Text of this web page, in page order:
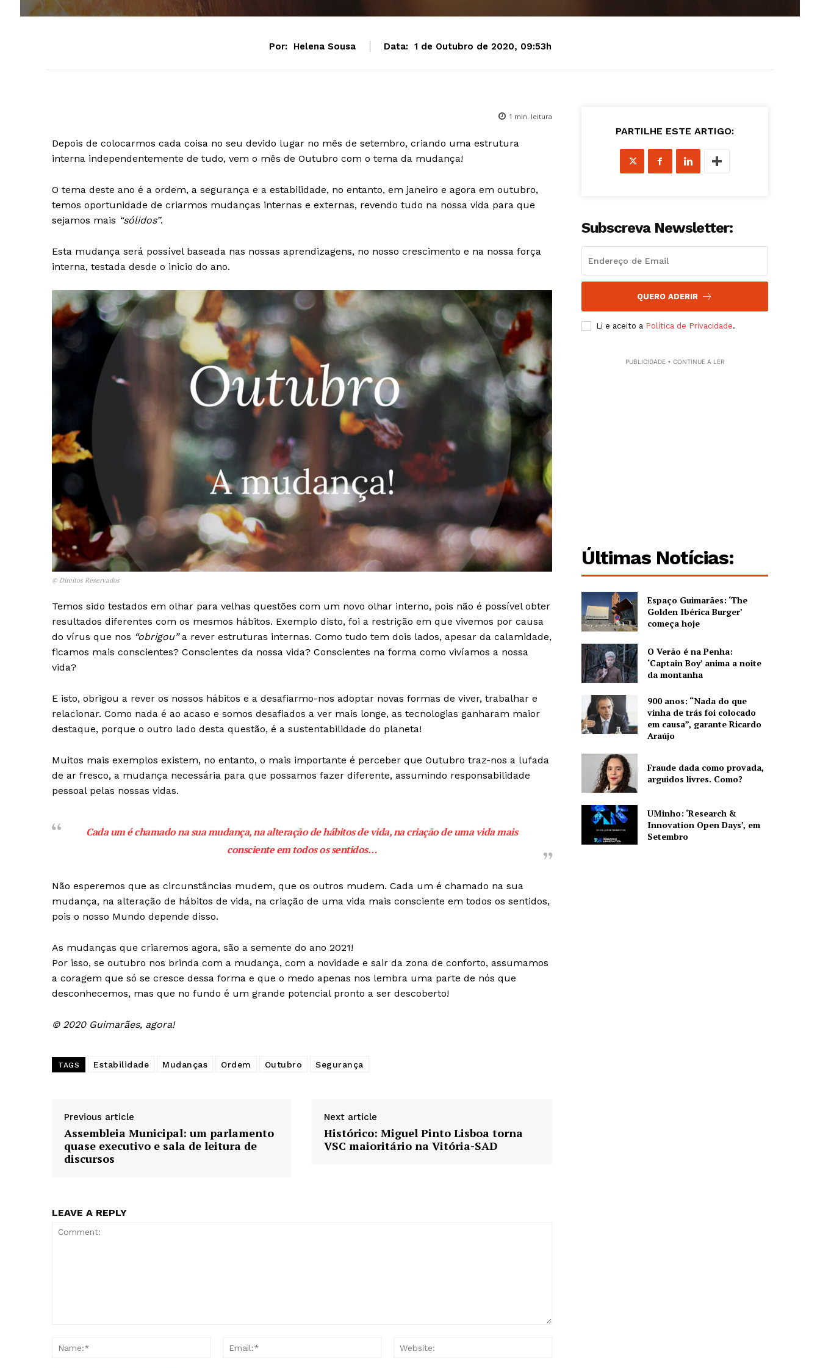
Guimarães, agora!
Institucional
Artigos
Edição Digital
Publicidade
Por: Helena Sousa Data: 1 de Outubro de 2020, 09:53h
1 min. leitura
Depois de colocarmos cada coisa no seu devido lugar no mês de setembro, criando uma estrutura
interna independentemente de tudo, vem o mês de Outubro com o tema da mudança!
O tema deste ano é a ordem, a segurança e a estabilidade, no entanto, em janeiro e agora em outubro,
temos oportunidade de criarmos mudanças internas e externas, revendo tudo na nossa vida para que
sejamos mais “sólidos”.
Esta mudança será possível baseada nas nossas aprendizagens, no nosso crescimento e na nossa força
interna, testada desde o inicio do ano.
© Direitos Reservados
Temos sido testados em olhar para velhas questões com um novo olhar interno, pois não é possível obter
resultados diferentes com os mesmos hábitos. Exemplo disto, foi a restrição em que vivemos por causa
do vírus que nos “obrigou”a rever estruturas internas. Como tudo tem dois lados, apesar da calamidade,
ficamos mais conscientes? Conscientes da nossa vida? Conscientes na forma como vivíamos a nossa
vida?
E isto, obrigou a rever os nossos hábitos e a desafiarmo-nos adoptar novas formas de viver, trabalhar e
relacionar. Como nada é ao acaso e somos desafiados a ver mais longe, as tecnologias ganharam maior
destaque, porque o outro lado desta questão, é a sustentabilidade do planeta!
Muitos mais exemplos existem, no entanto, o mais importante é perceber que Outubro traz-nos a lufada
de ar fresco, a mudança necessária para que possamos fazer diferente, assumindo responsabilidade
pessoal pelas nossas vidas.
Cada um é chamado na sua mudança, na alteração de hábitos de vida, na criação de uma vida mais
consciente em todos os sentidos…
Não esperemos que as circunstâncias mudem, que os outros mudem. Cada um é chamado na sua
mudança, na alteração de hábitos de vida, na criação de uma vida mais consciente em todos os sentidos,
pois o nosso Mundo depende disso.
As mudanças que criaremos agora, são a semente do ano 2021!
Por isso, se outubro nos brinda com a mudança, com a novidade e sair da zona de conforto, assumamos
a coragem que só se cresce dessa forma e que o medo apenas nos lembra uma parte de nós que
desconhecemos, mas que no fundo é um grande potencial pronto a ser descoberto!
© 2020 Guimarães, agora!
TAGS Estabilidade Mudanças Ordem Outubro Segurança
Previous article
Assembleia Municipal: um parlamento
quase executivo e sala de leitura de
discursos
Next article
Histórico: Miguel Pinto Lisboa torna
VSC maioritário na Vitória-SAD
LEAVE A REPLY
Name:*
Email:*
PARTILHE ESTE ARTIGO:
Subscreva Newsletter:
QUERO ADERIR
Li e aceito a Política de Privacidade.
PUBLICIDADE • CONTINUE A LER
Últimas Notícias:
Espaço Guimarães: ‘The
Golden Ibérica Burger’
começa hoje
O Verão é na Penha:
‘Captain Boy’ anima a noite
da montanha
900 anos: “Nada do que
vinha de trás foi colocado
em causa”, garante Ricardo
Araújo
Fraude dada como provada,
arguidos livres. Como?
UMinho: ‘Research &
Innovation Open Days’, em
Setembro